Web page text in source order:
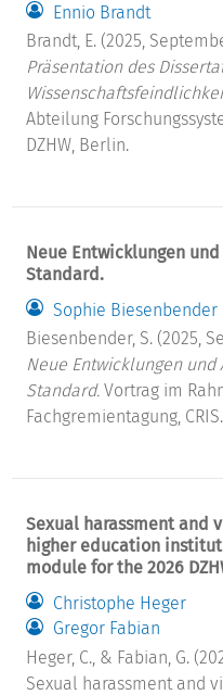
Ennio Brandt
Brandt, E. (2025,
Präsentation des
Abteilung
DZHW, Berlin.
Neue Entwicklungen
Standard.
Sophie Biesenbender
Biesenbender, S. (2025,
Neue Entwicklungen und
Standard. Vortrag im
Fachgremientagung,
Sexual harassment and
higher education
module for the 2026
Christophe Heger
Gregor Fabian
Heger, C., & Fabian, G.
Sexual harassment and